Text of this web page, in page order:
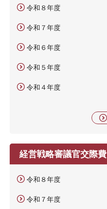
令和８年度
令和７年度
令和６年度
令和５年度
令和４年度
経営戦略審議官交際費
令和８年度
令和７年度